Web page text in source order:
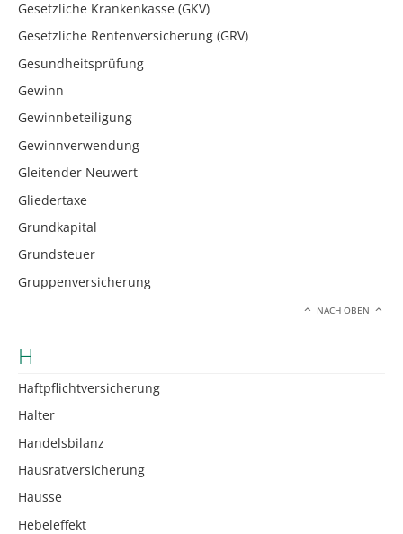
Gesetzliche Krankenkasse (GKV)
Gesetzliche Rentenversicherung (GRV)
Gesundheitsprüfung
Gewinn
Gewinnbeteiligung
Gewinnverwendung
Gleitender Neuwert
Gliedertaxe
Grundkapital
Grundsteuer
Gruppenversicherung
NACH OBEN
H
Haftpflichtversicherung
Halter
Handelsbilanz
Hausratversicherung
Hausse
Hebeleffekt